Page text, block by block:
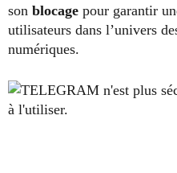
son blocage pour garantir
utilisateurs dans l’univers
numériques.